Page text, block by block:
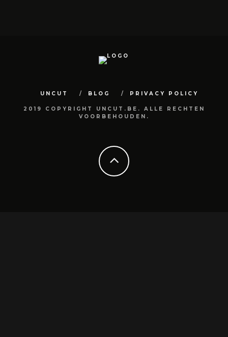
UNCUT BLOG PRIVACY POLICY
2019 COPYRIGHT UNCUT.BE. ALLE RECHTEN
VOORBEHOUDEN.